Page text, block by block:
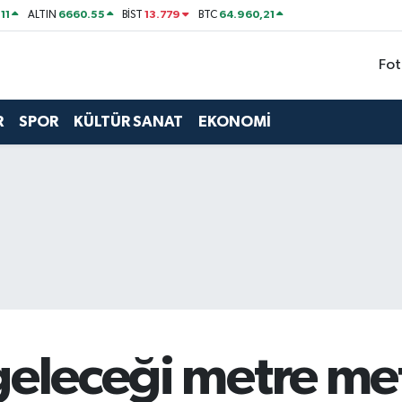
ALTIN 6660.55 BİST13.779 BTC 64.960,21
SPOR KÜLTÜR SANAT EKONOMİ
metre